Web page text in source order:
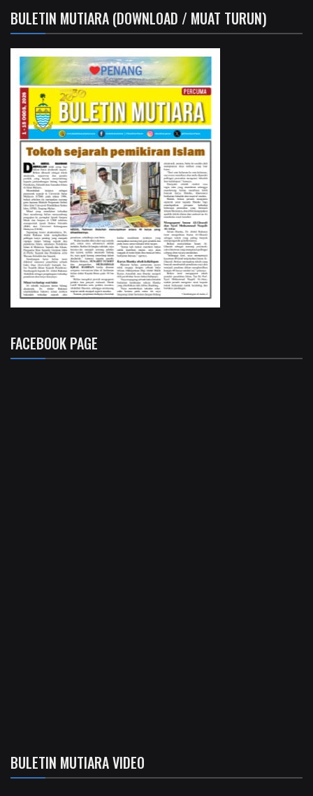
BULETIN MUTIARA (DOWNLOAD / MUAT TURUN)
FACEBOOK PAGE
BULETIN MUTIARA VIDEO